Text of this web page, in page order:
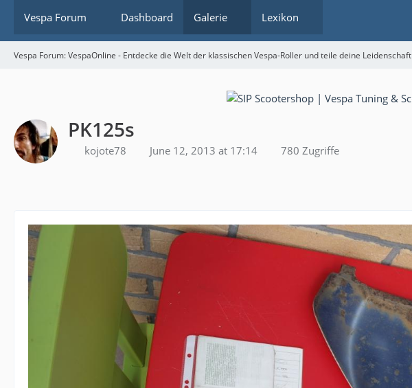
Vespa Forum Dashboard Galerie Lexikon
Vespa Forum: VespaOnline - Entdecke die Welt der klassischen Vespa-Roller und teile deine Leidenschaft
PK125s
kojote78 June 12, 2013 at 17:14 780 Zugriffe